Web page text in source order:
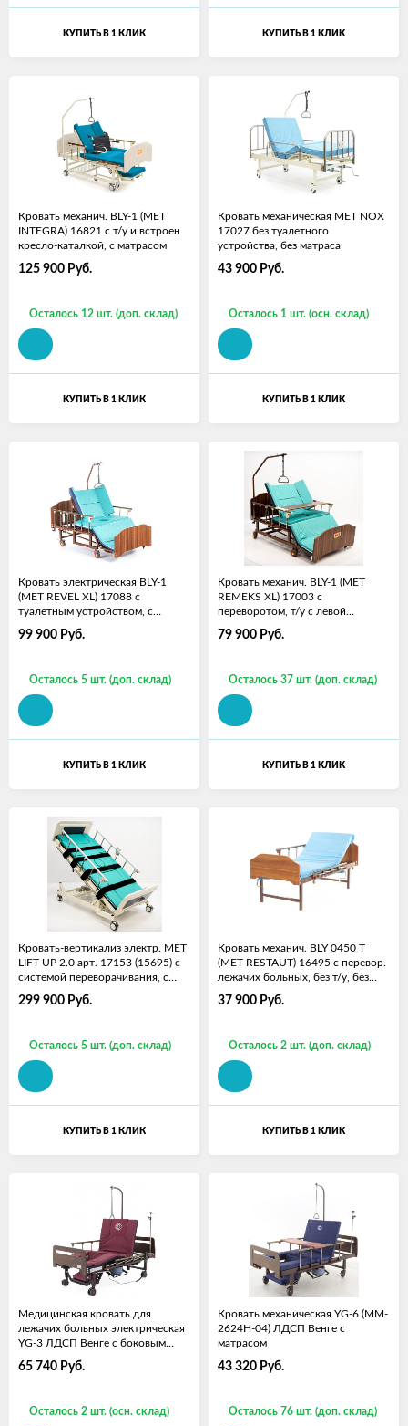
КУПИТЬ В 1 КЛИК КУПИТЬ В 1 КЛИК
Кровать механич. BLY-1 (МЕТ
INTEGRA) 16821 с т/у и встроен
кресло-каталкой, с матрасом
125 900 Руб.
Осталось 12 шт. (доп. склад)
КУПИТЬ В 1 КЛИК
Кровать механическая MET NOX
17027 без туалетного
устройства, без матраса
43 900 Руб.
Осталось 1 шт. (осн. склад)
КУПИТЬ В 1 КЛИК
Кровать электрическая BLY-1
(MET REVEL XL) 17088 с
туалетным устройством, с
99 900 Руб.
Осталось 5 шт. (доп. склад)
КУПИТЬ В 1 КЛИК
Кровать механич. BLY-1 (MET
REMEKS XL) 17003 с
переворотом, т/у с левой
стороны, с матрасом и столиком
79 900 Руб.
Осталось 37 шт. (доп. склад)
КУПИТЬ В 1 КЛИК
Кровать-вертикализ электр. MET
LIFT UP 2.0 арт. 17153 (15695) с
системой переворачивания, с
299 900 Руб.
Осталось 5 шт. (доп. склад)
КУПИТЬ В 1 КЛИК
Кровать механич. BLY 0450 T
(MET RESTAUT) 16495 с перевор.
лежачих больных, без т/у, без
37 900 Руб.
Осталось 2 шт. (доп. склад)
КУПИТЬ В 1 КЛИК
Медицинская кровать для
лежачих больных электрическая
YG-3 ЛДСП Венге с боковым
переворач., с матрасом
65 740 Руб.
Осталось 2 шт. (осн. склад)
Кровать механическая YG-6 (MM-
2624H-04) ЛДСП Венге с
матрасом
43 320 Руб.
Осталось 76 шт. (доп. склад)